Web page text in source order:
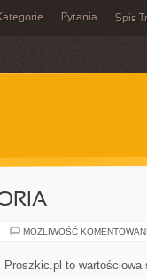
Pytania Spis
MOŻLIWOŚĆ
Proszkic.pl to wartościowa